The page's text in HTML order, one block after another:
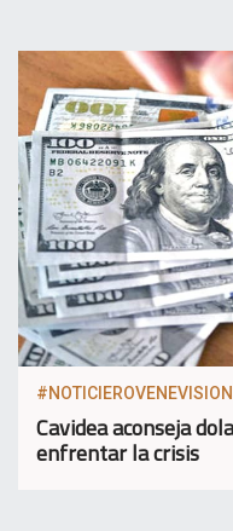
#NOTICIEROVENEVISION
Cavidea aconseja
enfrentar la crisis